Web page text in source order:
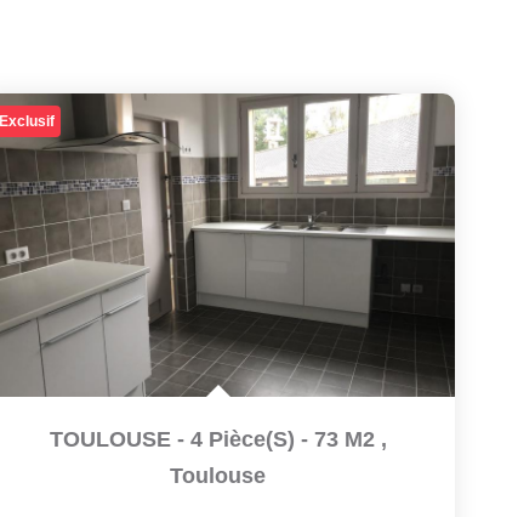
Exclusif
TOULOUSE - 4 Pièce(s) - 73 M2 ,
Toulouse